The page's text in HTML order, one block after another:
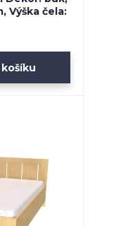
Výška čela: